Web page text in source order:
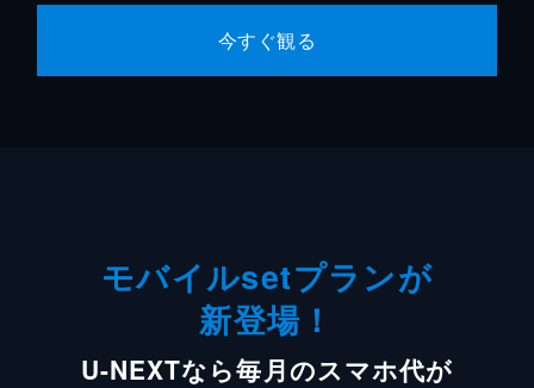
今すぐ観る
モバイルsetプランが
新登場！
U-NEXTなら毎月のスマホ代が